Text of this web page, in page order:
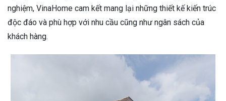
nghiệm, VinaHome cam kết mang lại những thiết kế kiến trúc
độc đáo và phù hợp với nhu cầu cũng như ngân sách của
khách hàng.